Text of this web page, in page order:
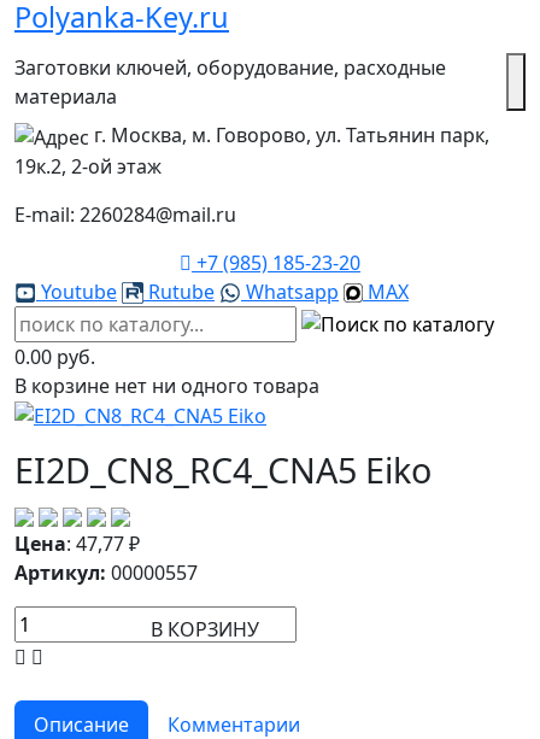
Polyanka-Key.ru
Заготовки ключей, оборудование, расходные
материала
г. Москва, м. Говорово, ул. Татьянин парк,
19к.2, 2-ой этаж
E-mail: 2260284@mail.ru
+7 (985) 185-23-20
Youtube
Rutube Whatsapp MAX
0.00 руб.
В корзине нет ни одного товара
EI2D_CN8_RC4_CNA5 Eiko
Цена: 47,77₽
Артикул: 00000557
В КОРЗИНУ
Описание
Комментарии